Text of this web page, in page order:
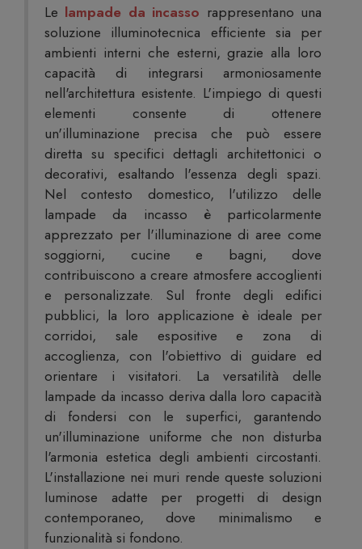
Le lampade da incasso rappresentano una
soluzione illuminotecnica efficiente sia per
ambienti interni che esterni, grazie alla loro
capacità di integrarsi armoniosamente
nell'architettura esistente. L'impiego di questi
elementi consente di ottenere
un'illuminazione precisa che può essere
diretta su specifici dettagli architettonici o
decorativi, esaltando l'essenza degli spazi.
Nel contesto domestico, l'utilizzo delle
lampade da incasso è particolarmente
apprezzato per l'illuminazione di aree come
soggiorni, cucine e bagni, dove
contribuiscono a creare atmosfere accoglienti
e personalizzate. Sul fronte degli edifici
pubblici, la loro applicazione è ideale per
corridoi, sale espositive e zona di
accoglienza, con l'obiettivo di guidare ed
orientare i visitatori. La versatilità delle
lampade da incasso deriva dalla loro capacità
di fondersi con le superfici, garantendo
un'illuminazione uniforme che non disturba
l'armonia estetica degli ambienti circostanti.
L'installazione nei muri rende queste soluzioni
luminose adatte per progetti di design
contemporaneo, dove minimalismo e
funzionalità si fondono.